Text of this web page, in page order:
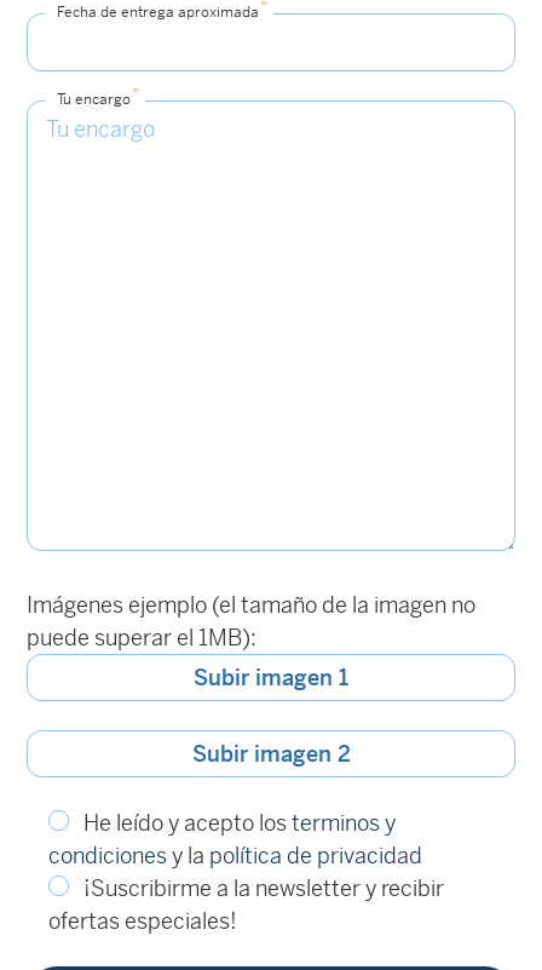
Fecha de entrega aproximada*
Tu encargo*
Imágenes ejemplo (el tamaño de la imagen no
puede superar el 1MB):
Subir imagen 1
Subir imagen 2
He leído y acepto losterminos y
condicionesy la política de privacidad
¡Suscribirme a la newsletter y recibir
ofertas especiales!